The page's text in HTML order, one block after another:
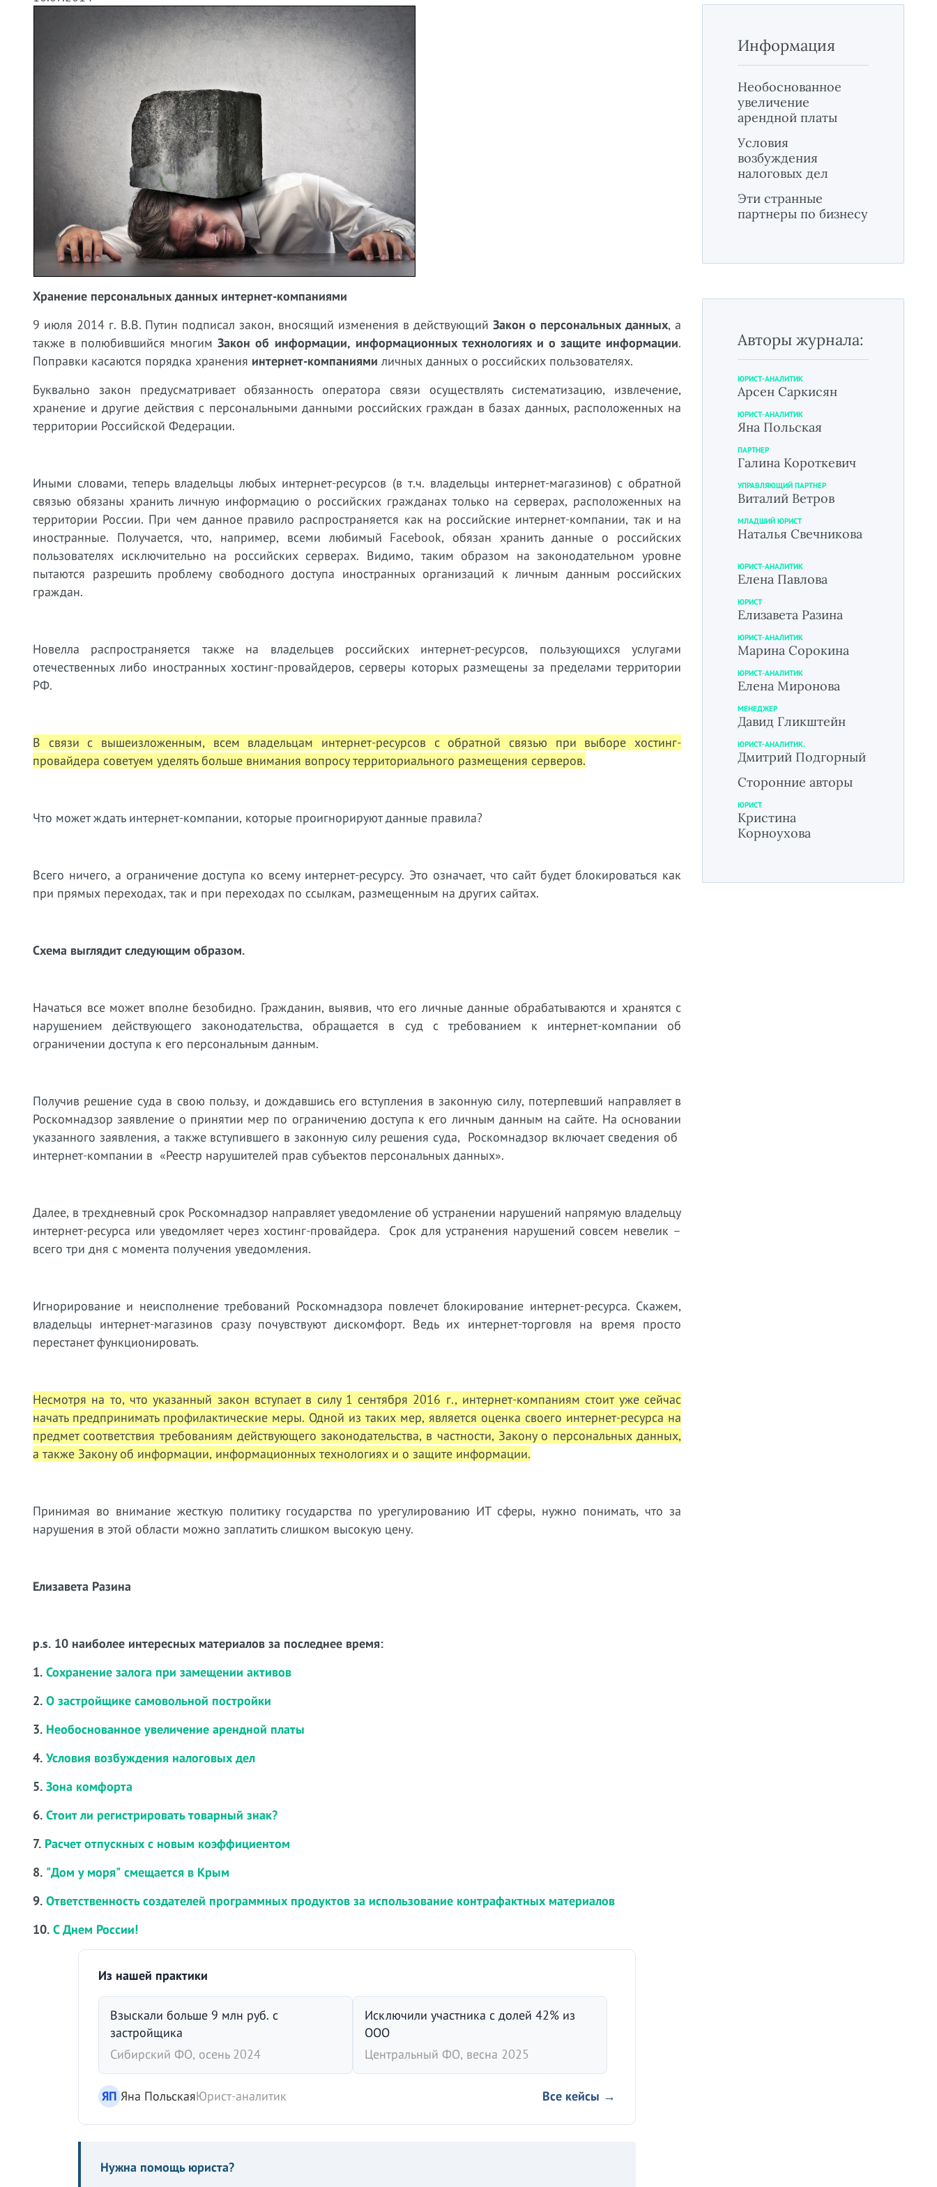
Хранение персональных данных интернет-компаниями
9 июля 2014 г. В.В. Путин подписал закон, вносящий изменения в действующий Закон о персональных данных, а
также в полюбившийся многимЗакон об информации, информационных технологиях и о защите информации.
Поправки касаются порядка хранения интернет-компаниями личных данных о российских пользователях.
Буквально закон предусматривает обязанность оператора связи осуществлять систематизацию, извлечение,
хранение и другие действия с персональными данными российских граждан в базах данных, расположенных на
территории Российской Федерации.
Иными словами, теперь владельцы любых интернет-ресурсов (в т.ч. владельцы интернет-магазинов) с обратной
связью обязаны хранить личную информацию о российских гражданах только на серверах, расположенных на
территории России. При чем данное правило распространяется как на российские интернет-компании, так и на
иностранные. Получается, что, например, всеми любимый Facebook, обязан хранить данные о российских
пользователях исключительно на российских серверах. Видимо, таким образом на законодательном уровне
пытаются разрешить проблему свободного доступа иностранных организаций к личным данным российских
граждан.
Новелла распространяется также на владельцев российских интернет-ресурсов, пользующихся услугами
отечественных либо иностранных хостинг-провайдеров, серверы которых размещены за пределами территории
РФ.
В связи с вышеизложенным, всем владельцам интернет-ресурсов с обратной связью при выборе хостинг-
провайдера советуем уделять больше внимания вопросу территориального размещения серверов.
Что может ждать интернет-компании, которые проигнорируют данные правила?
Всего ничего, а ограничение доступа ко всему интернет-ресурсу. Это означает, что сайт будет блокироваться как
при прямых переходах, так и при переходах по ссылкам, размещенным на других сайтах.
Схема выглядит следующим образом.
Начаться все может вполне безобидно. Гражданин, выявив, что его личные данные обрабатываются и хранятся с
нарушением действующего законодательства, обращается в суд с требованием к интернет-компании об
ограничении доступа к его персональным данным.
Получив решение суда в свою пользу, и дождавшись его вступления в законную силу, потерпевший направляет в
Роскомнадзор заявление о принятии мер по ограничению доступа к его личным данным на сайте. На основании
указанного заявления, а также вступившего в законную силу решения суда, Роскомнадзор включает сведения об
интернет-компании в «Реестр нарушителей прав субъектов персональных данных».
Далее, в трехдневный срок Роскомнадзор направляет уведомление об устранении нарушений напрямую владельцу
интернет-ресурса или уведомляет через хостинг-провайдера. Срок для устранения нарушений совсем невелик –
всего три дня с момента получения уведомления.
Игнорирование и неисполнение требований Роскомнадзора повлечет блокирование интернет-ресурса. Скажем,
владельцы интернет-магазинов сразу почувствуют дискомфорт. Ведь их интернет-торговля на время просто
перестанет функционировать.
Несмотря на то, что указанный закон вступает в силу 1 сентября 2016 г., интернет-компаниям стоит уже сейчас
начать предпринимать профилактические меры. Одной из таких мер, является оценка своего интернет-ресурса на
предмет соответствия требованиям действующего законодательства, в частности, Закону о персональных данных,
а также Закону об информации, информационных технологиях и о защите информации.
Принимая во внимание жесткую политику государства по урегулированию ИТ сферы, нужно понимать, что за
нарушения в этой области можно заплатить слишком высокую цену.
Елизавета Разина
p.s. 10 наиболее интересных материалов за последнее время:
1. Сохранение залога при замещении активов
2. О застройщике самовольной постройки
3. Необоснованное увеличение арендной платы
4. Условия возбуждения налоговых дел
5. Зона комфорта
6. Стоит ли регистрировать товарный знак?
7. Расчет отпускных с новым коэффициентом
8. "Дом у моря" смещается в Крым
9. Ответственность создателей программных продуктов за использование контрафактных материалов
10. С Днем России!
Из нашей практики
Взыскали больше 9 млн руб. с
застройщика
Сибирский ФО, осень 2024
Исключили участника с долей 42% из
ООО
Центральный ФО, весна 2025
ЯП Яна ПольскаяЮрист-аналитик Все кейсы →
Нужна помощь юриста?
Информация
Необоснованное
увеличение
арендной платы
Условия
возбуждения
налоговых дел
Эти странные
партнеры по бизнесу
Авторы журнала:
ЮРИСТ-АНАЛИТИК
Арсен Саркисян
ЮРИСТ-АНАЛИТИК
Яна Польская
ПАРТНЕР
Галина Короткевич
УПРАВЛЯЮЩИЙ ПАРТНЕР
Виталий Ветров
МЛАДШИЙ ЮРИСТ
Наталья Свечникова
ЮРИСТ-АНАЛИТИК
Елена Павлова
ЮРИСТ
Елизавета Разина
ЮРИСТ-АНАЛИТИК
Марина Сорокина
ЮРИСТ-АНАЛИТИК
Елена Миронова
МЕНЕДЖЕР
Давид Гликштейн
ЮРИСТ-АНАЛИТИК.
Дмитрий Подгорный
Сторонние авторы
ЮРИСТ
Кристина
Корноухова